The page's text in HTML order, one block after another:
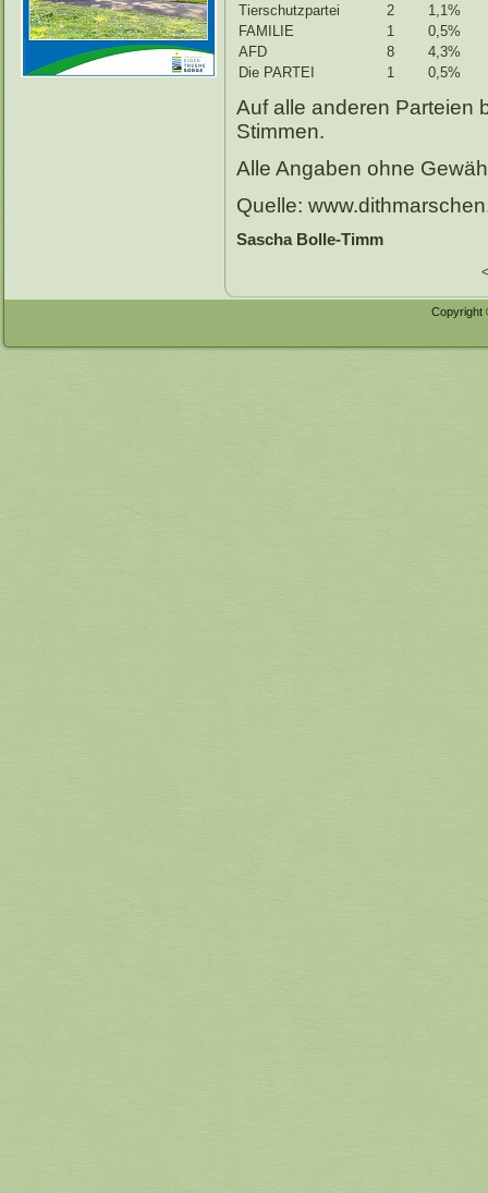
Tierschutzpartei
2
1,1%
FAMILIE
1
0,5%
AFD
8
4,3%
Die PARTEI
1 0,5%
Auf alle anderen Parteien
Stimmen.
Alle Angaben ohne
Quelle:
Sascha Bolle-Timm
Copyright